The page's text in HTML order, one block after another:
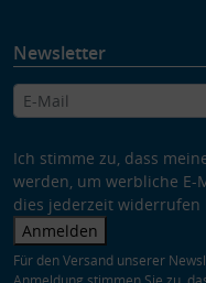
Newsletter
Ich stimme zu, dass
werden, um werbliche E-
dies jederzeit widerrufen
Anmelden
Für den Versand unserer